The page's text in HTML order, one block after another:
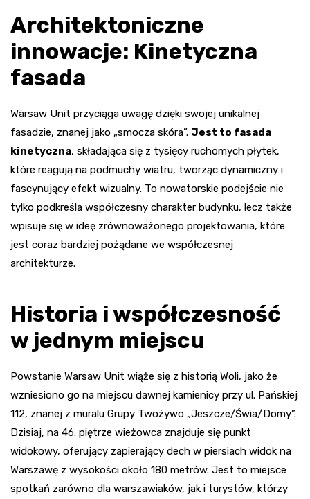
Architektoniczne
innowacje: Kinetyczna
fasada
Warsaw Unit przyciąga uwagę dzięki swojej unikalnej
fasadzie, znanej jako „smocza skóra”. Jest to fasada
kinetyczna, składająca się z tysięcy ruchomych płytek,
które reagują na podmuchy wiatru, tworząc dynamiczny i
fascynujący efekt wizualny. To nowatorskie podejście nie
tylko podkreśla współczesny charakter budynku, lecz także
wpisuje się w ideę zrównoważonego projektowania, które
jest coraz bardziej pożądane we współczesnej
architekturze.
Historia i współczesność
w jednym miejscu
Powstanie Warsaw Unit wiąże się z historią Woli, jako że
wzniesiono go na miejscu dawnej kamienicy przy ul. Pańskiej
112, znanej z muralu Grupy Twożywo „Jeszcze/Świa/Domy”.
Dzisiaj, na 46. piętrze wieżowca znajduje się punkt
widokowy, oferujący zapierający dech w piersiach widok na
Warszawę z wysokości około 180 metrów. Jest to miejsce
spotkań zarówno dla warszawiaków, jak i turystów, którzy